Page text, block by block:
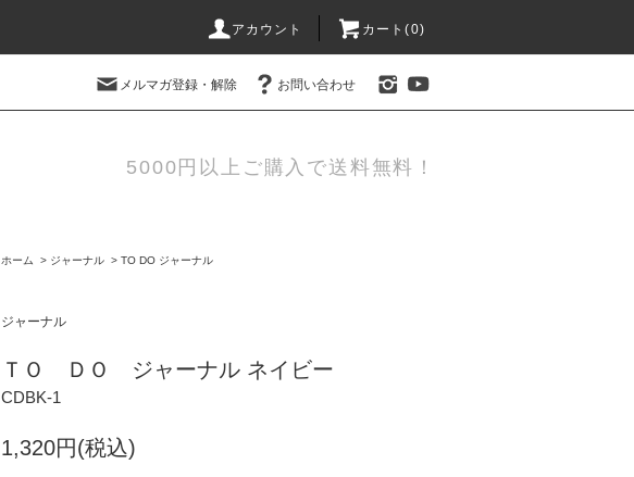
アカウント カート(0)
メルマガ登録・解除 お問い合わせ
5000円以上ご購入で送料無料！
ホーム > ジャーナル > TO DO ジャーナル
ジャーナル
ＴＯ ＤＯ ジャーナル ネイビー
CDBK-1
1,320円(税込)